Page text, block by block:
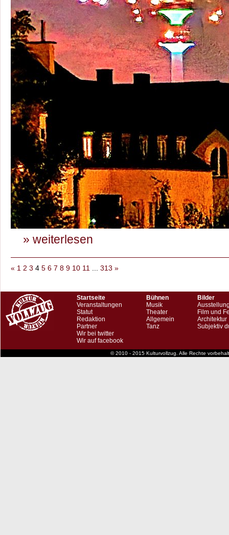
» weiterlesen
« 1 2 3 4 5 6 7 8 9 10 11 ... 313 »
Startseite
Veranstaltungen
Statut
Redaktion
Partner
Wir bei twitter
Wir auf facebook
Bühnen
Musik
Theater
Allgemein
Tanz
Bilder
Film und
Architektur
Subjektiv
© 2010 - 2015 Kulturvollzug. Alle Rechte